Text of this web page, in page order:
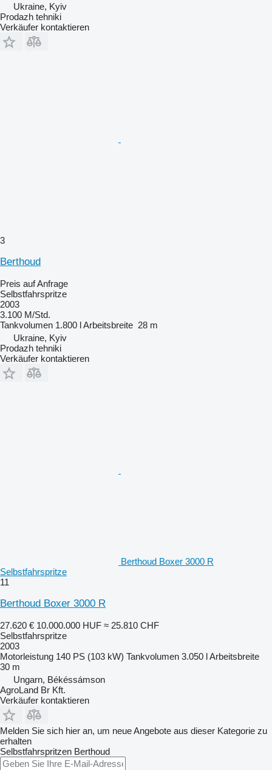
Ukraine, Kyiv
Prodazh tehniki
Verkäufer kontaktieren
3
Berthoud
Preis auf Anfrage
Selbstfahrspritze
2003
3.100 M/Std.
Tankvolumen 1.800 lArbeitsbreite 28 m
Ukraine, Kyiv
Prodazh tehniki
Verkäufer kontaktieren
Berthoud Boxer 3000 R
Selbstfahrspritze
11
Berthoud Boxer 3000 R
27.620 € 10.000.000 HUF ≈ 25.810 CHF
Selbstfahrspritze
2003
Motorleistung 140 PS (103 kW) Tankvolumen 3.050 lArbeitsbreite
30 m
Ungarn, Békéssámson
AgroLand Br Kft.
Verkäufer kontaktieren
Melden Sie sich hier an, um neue Angebote aus dieser Kategorie zu
erhalten
Selbstfahrspritzen Berthoud